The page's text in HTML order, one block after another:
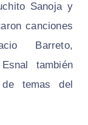
Sanoja y
canciones
Barreto,
también
de temas del